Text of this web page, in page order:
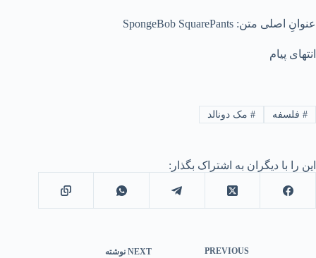
عنوانِ اصلی متن: SpongeBob SquarePants
انتهای پیام
#فلسفه #مک دونالد
این را با دیگران به اشتراک بگذار:
PREVIOUS
NEXT نوشته